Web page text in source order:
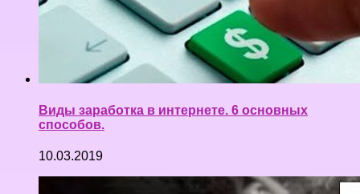
Виды заработка в интернете. 6 основных
способов.
10.03.2019